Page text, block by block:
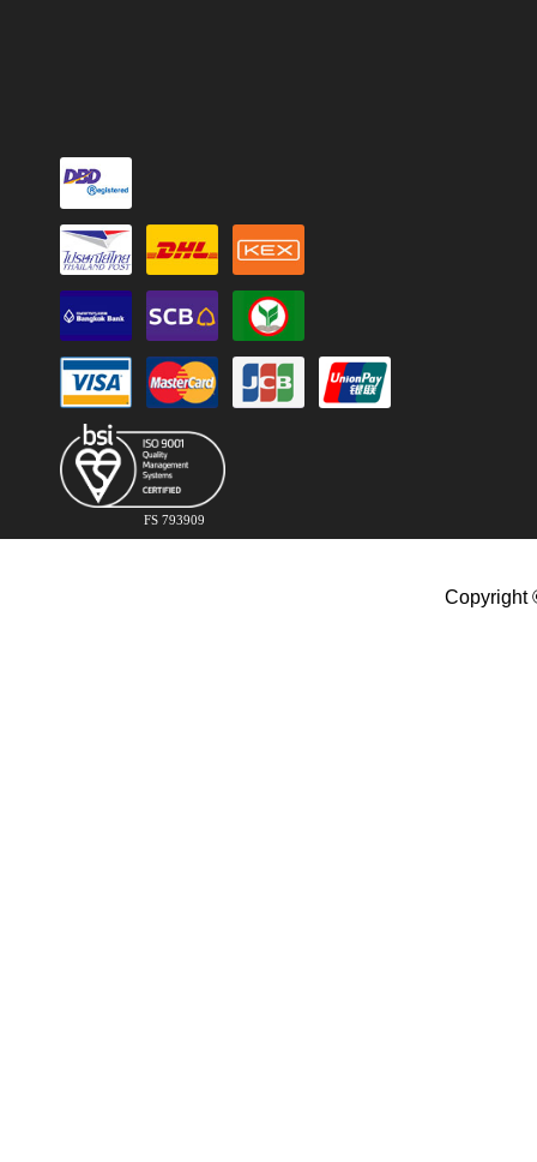
FS 793909
Copyright